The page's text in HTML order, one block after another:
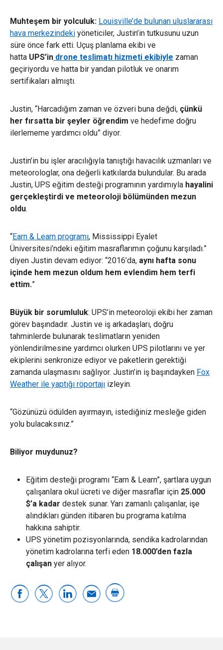
Muhteşem bir yolculuk: Louisville’de bulunan uluslararası
hava merkezindeki yöneticiler, Justin’in tutkusunu uzun
süre önce fark etti. Uçuş planlama ekibi ve
hatta UPS’in drone teslimatı hizmeti ekibiyle zaman
geçiriyordu ve hatta bir yandan pilotluk ve onarım
sertifikaları almıştı.
Justin, “Harcadığım zaman ve özveri buna değdi, çünkü
her fırsatta bir şeyler öğrendim ve hedefime doğru
ilerlememe yardımcı oldu” diyor.
Justin’in bu işler aracılığıyla tanıştığı havacılık uzmanları ve
meteorologlar, ona değerli katkılarda bulundular. Bu arada
Justin, UPS eğitim desteği programının yardımıyla hayalini
gerçekleştirdi ve meteoroloji bölümünden mezun
oldu.
“Earn & Learn programı, Mississippi Eyalet
Üniversitesi’ndeki eğitim masraflarımın çoğunu karşıladı.”
diyen Justin devam ediyor: “2016’da, aynı hafta sonu
içinde hem mezun oldum hem evlendim hem terfi
ettim.”
Büyük bir sorumluluk: UPS’in meteoroloji ekibi her zaman
görev başındadır. Justin ve iş arkadaşları, doğru
tahminlerde bulunarak teslimatların yeniden
yönlendirilmesine yardımcı olurken UPS pilotlarını ve yer
ekiplerini senkronize ediyor ve paketlerin gerektiği
zamanda ulaşmasını sağlıyor. Justin’in iş başındayken Fox
Weather ile yaptığı röportajı izleyin.
“Gözünüzü ödülden ayırmayın, istediğiniz mesleğe giden
yolu bulacaksınız.”
Biliyor muydunuz?
Eğitim desteği programı “Earn & Learn”, şartlara uygun
çalışanlara okul ücreti ve diğer masraflar için 25.000
$’a kadar destek sunar. Yarı zamanlı çalışanlar, işe
alındıkları günden itibaren bu programa katılma
hakkına sahiptir.
UPS yönetim pozisyonlarında, sendika kadrolarından
yönetim kadrolarına terfi eden 18.000’den fazla
çalışan yer alıyor.